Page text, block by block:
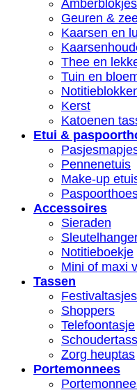
Geuren &
Kaarsen en
Thee en
Tuin en
Kerst
Katoenen
Etui &
Pennenetuis
Make-up
Accessoires
Sieraden
Notitieboekje
Mini of maxi
Tassen
Festivaltasjes
Shoppers
Telefoontasje
Zorg heuptas
Portemonnees